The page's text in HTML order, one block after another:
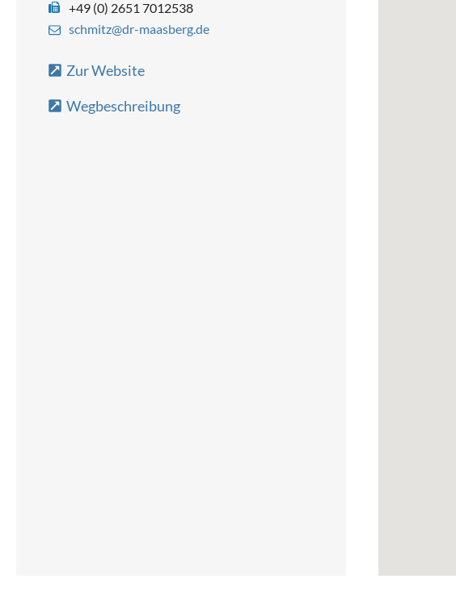
+49 (0) 2651 7012538
schmitz@dr-maasberg.de
Zur Website
Wegbeschreibung